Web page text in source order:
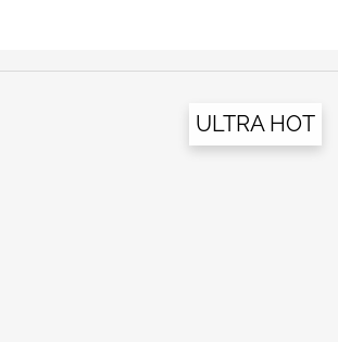
ULTRA HOT